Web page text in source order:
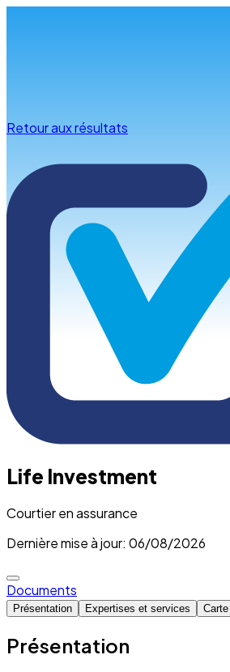
Retour aux résultats
Life Investment
Courtier en assurance
Dernière mise à jour: 06/08/2026
Documents
Présentation Expertises et services
Présentation